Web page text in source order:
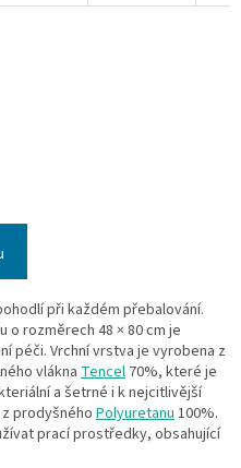
při každém přebalování.
o rozměrech 48 × 80 cm je
péči. Vrchní vrstva je vyrobena z
vláknaTencel 70%, které je
a šetrné i k nejcitlivější
prodyšného Polyuretanu100%.
prací prostředky, obsahující